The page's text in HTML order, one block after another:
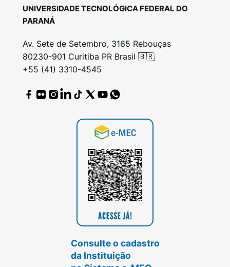
UNIVERSIDADE TECNOLÓGICA FEDERAL DO
PARANÁ
Av. Sete de Setembro, 3165 Rebouças
80230-901 Curitiba PR Brasil 🇧🇷
+55 (41) 3310-4545
Consulte o cadastro
da Instituição